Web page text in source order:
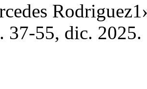
37-55, dic. 2025.